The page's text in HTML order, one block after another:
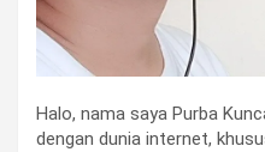
Halo, nama saya Purba
dengan dunia internet,